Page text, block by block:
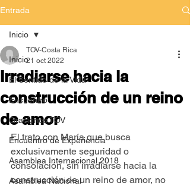
Entrada
Inicio
El Sentido de la Vida
Encuentro
Oraciones TOV
Encuentro de Experiencia
Asamblea Internacional 2018
Asamblea Nacional
Inicio
Irradiarse hacia la
construcción de un reino
de amor
TOV-Costa Rica
21 oct 2022
El trato con María que busca
exclusivamente seguridad o
consolación, sin irradiarse hacia la
construcción de un reino de amor, no